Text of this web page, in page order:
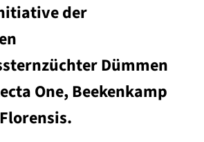
der
Dümmen
One, Beekenkamp